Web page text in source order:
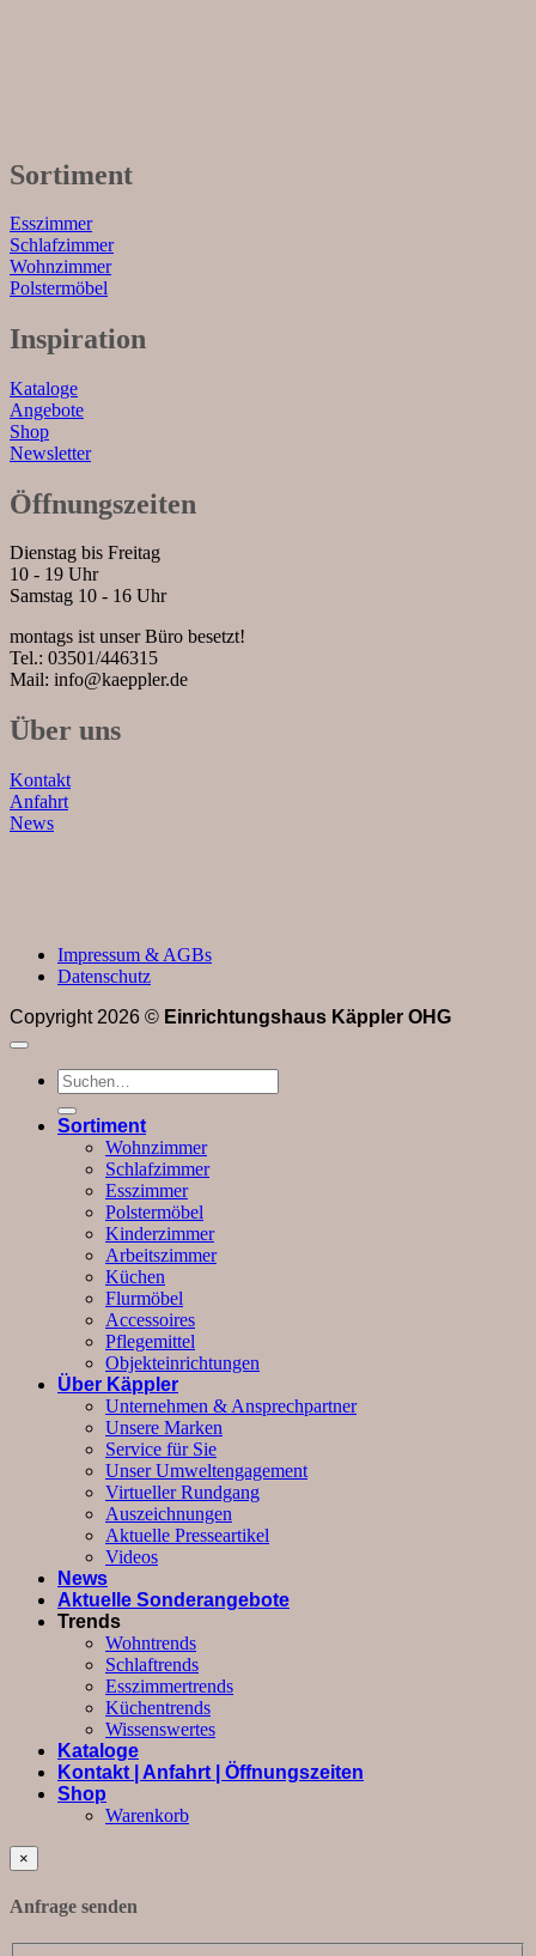
Sortiment
Esszimmer
Schlafzimmer
Wohnzimmer
Polstermöbel
Inspiration
Kataloge
Angebote
Shop
Newsletter
Öffnungszeiten
Dienstag bis Freitag
10 - 19 Uhr
Samstag 10 - 16 Uhr
montags ist unser Büro besetzt!
Tel.: 03501/446315
Mail: info@kaeppler.de
Über uns
Kontakt
Anfahrt
News
Impressum & AGBs
Datenschutz
Copyright 2026 © Einrichtungshaus Käppler OHG
Suchen
nach:
Sortiment
Wohnzimmer
Schlafzimmer
Esszimmer
Polstermöbel
Kinderzimmer
Arbeitszimmer
Küchen
Flurmöbel
Accessoires
Pflegemittel
Objekteinrichtungen
Über Käppler
Unternehmen & Ansprechpartner
Unsere Marken
Service für Sie
Unser Umweltengagement
Virtueller Rundgang
Auszeichnungen
Aktuelle Presseartikel
Videos
News
Aktuelle Sonderangebote
Trends
Wohntrends
Schlaftrends
Esszimmertrends
Küchentrends
Wissenswertes
Kataloge
Kontakt | Anfahrt | Öffnungszeiten
Shop
Warenkorb
×
Anfrage senden